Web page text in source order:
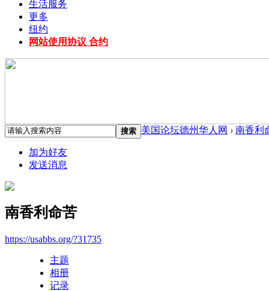
生活服务
更多
纽约
网站使用协议 合约
搜索 美国论坛德州华人网 › 南香利
加为好友
发送消息
南香利命苦
https://usabbs.org/?31735
主题
相册
记录